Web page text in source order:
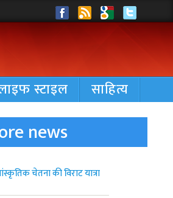
स्टाइल साहित्य
news
चेतना की विराट यात्रा